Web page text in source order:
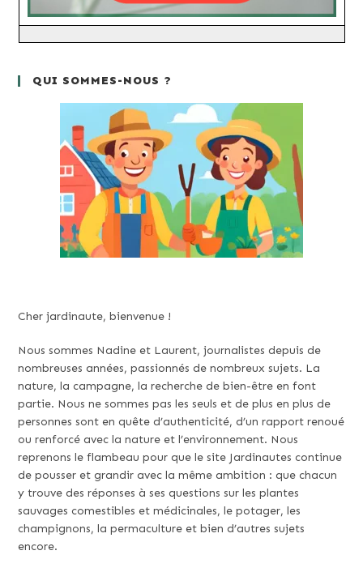
QUI SOMMES-NOUS ?
Cher jardinaute, bienvenue !
Nous sommes Nadine et Laurent, journalistes depuis de
nombreuses années, passionnés de nombreux sujets. La
nature, la campagne, la recherche de bien-être en font
partie. Nous ne sommes pas les seuls et de plus en plus de
personnes sont en quête d’authenticité, d’un rapport renoué
ou renforcé avec la nature et l’environnement. Nous
reprenons le flambeau pour que le site Jardinautes continue
de pousser et grandir avec la même ambition : que chacun
y trouve des réponses à ses questions sur les plantes
sauvages comestibles et médicinales, le potager, les
champignons, la permaculture et bien d’autres sujets
encore.